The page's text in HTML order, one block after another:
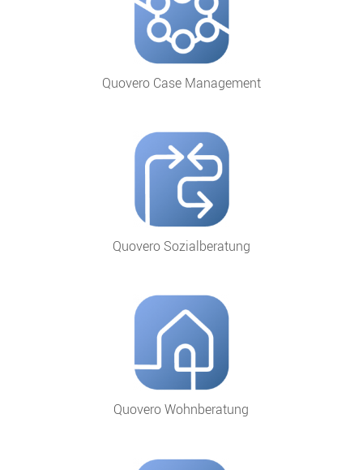
Quovero Case Management
Quovero Sozialberatung
Quovero Wohnberatung